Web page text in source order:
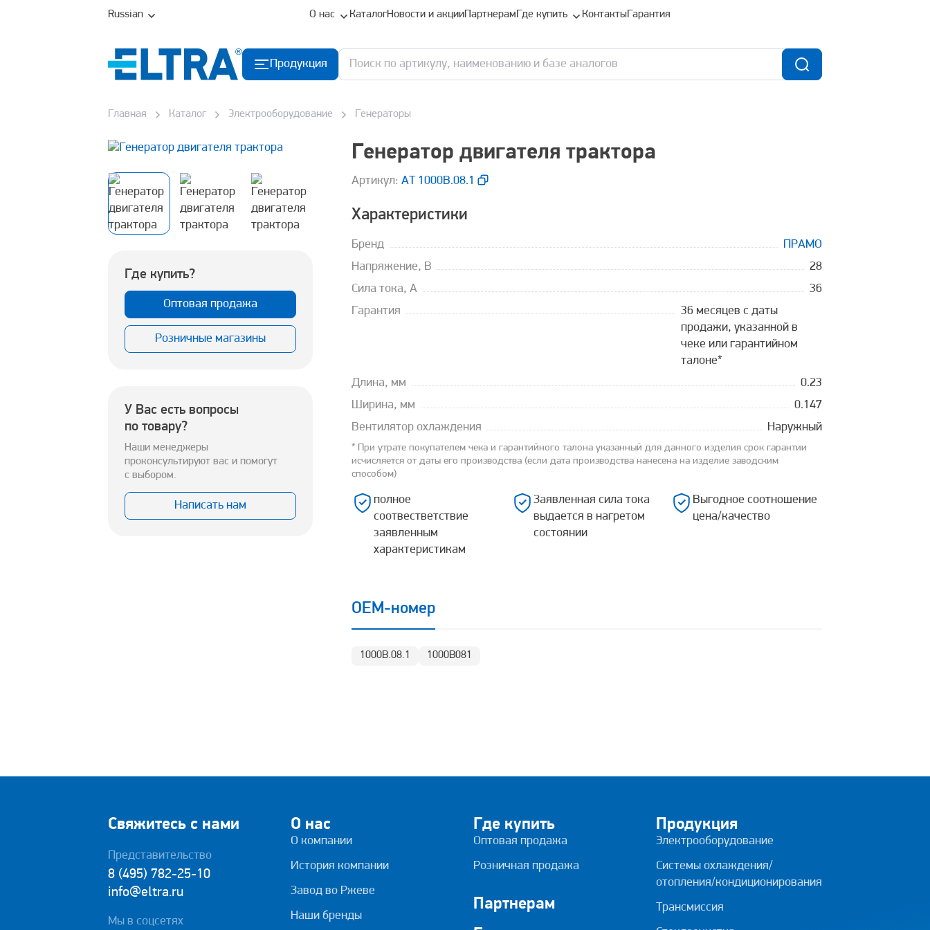
Russian О нас КаталогНовости и акцииПартнерам Где купить КонтактыГарантия
Продукция
Главная Каталог Электрооборудование Генераторы
Где купить?
Оптовая продажа
Розничные магазины
У Вас есть вопросы
по товару?
Наши менеджеры
проконсультируют вас и помогут
с выбором.
Написать нам
Генератор двигателя трактора
Aртикул: АТ 1000В.08.1
Характеристики
Бренд
ПРАМО
Напряжение, В
28
Сила тока, А
36
Гарантия
36 месяцев с даты
продажи, указанной в
чеке или гарантийном
талоне*
Длина, мм
0.23
Ширина, мм
0.147
Вентилятор охлаждения
Наружный
* При утрате покупателем чека и гарантийного талона указанный для данного изделия срок гарантии
исчисляется от даты его производства (если дата производства нанесена на изделие заводским
способом)
полное
соотвестветствие
заявленным
характеристикам
Заявленная сила тока
выдается в нагретом
состоянии
Выгодное соотношение
цена/качество
OEM-номер
1000В.08.1 1000В081
Свяжитесь с нами
Представительство
8 (495) 782-25-10
info@eltra.ru
Мы в соцсетях
О нас
О компании
История компании
Завод во Ржеве
Наши бренды
Где купить
Оптовая продажа
Розничная продажа
Партнерам
Продукция
Электрооборудование
Системы охлаждения/
отопления/кондиционирования
Трансмиссия